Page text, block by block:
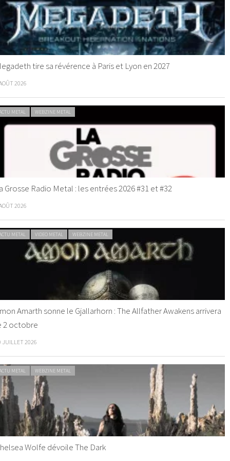
tire sa révérence à Paris et Lyon en 2027
2026
METAL WEBZINE METAL
Grosse Radio Metal : les entrées 2026 #31 et #32
2026
METAL VIDEO METAL WEBZINE METAL
Amarth sonne le Gjallarhorn : The Allfather Awakens arrivera
2 octobre
JUILLET 2026
METAL WEBZINE METAL
Wolfe dévoile The Dark